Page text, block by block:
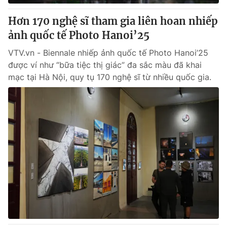
Hơn 170 nghệ sĩ tham gia liên hoan nhiếp
ảnh quốc tế Photo Hanoi’25
VTV.vn - Biennale nhiếp ảnh quốc tế Photo Hanoi’25
được ví như “bữa tiệc thị giác” đa sắc màu đã khai
mạc tại Hà Nội, quy tụ 170 nghệ sĩ từ nhiều quốc gia.